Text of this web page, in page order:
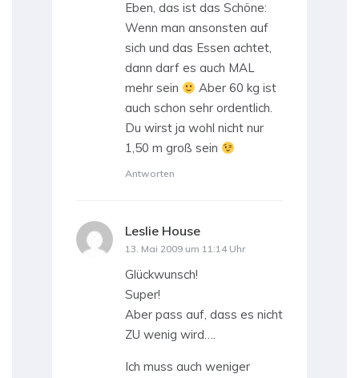
Eben, das ist das Schöne:
Wenn man ansonsten auf
sich und das Essen achtet,
dann darf es auch MAL
mehr sein
Aber 60 kg ist
auch schon sehr ordentlich.
Du wirst ja wohl nicht nur
1,50 m groß sein
Antworten
Leslie House
13. Mai 2009 um 11:14 Uhr
Glückwunsch!
Super!
Aber pass auf, dass es nicht
ZU wenig wird….
Ich muss auch weniger